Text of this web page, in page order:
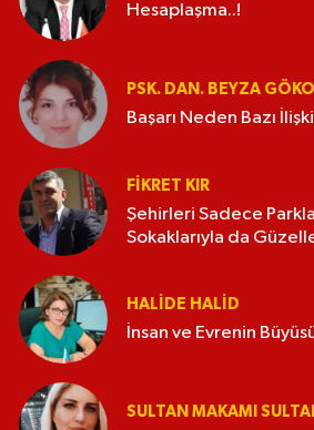
Hesaplaşma..!
PSK. DAN. BEYZA
Başarı Neden Bazı
FIKRET KIR
Şehirleri Sadece
Sokaklarıyla da
HALIDE HALID
İnsan ve Evrenin
SULTAN MAKAMI